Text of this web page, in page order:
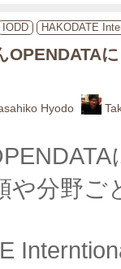
IODD HAKODATE
OPENDATA
Hyodo
や分野ご